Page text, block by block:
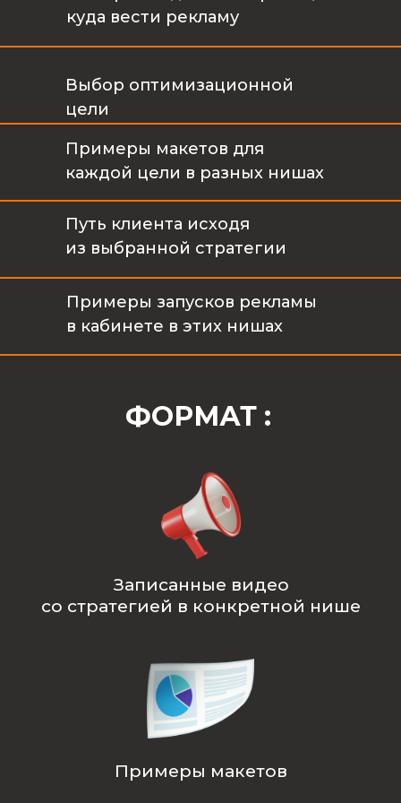
куда вести рекламу
Выбор оптимизационной
цели
Примеры макетов для
каждой цели в разных нишах
Примеры запусков рекламы
в кабинете в этих нишах
Путь клиента исходя
из выбранной стратегии
Записанные видео
со стратегией в конкретной нише
Примеры макетов
ФОРМАТ :
+7 999 699 70 69
Пн-Пт: с 10.00 до 19.00